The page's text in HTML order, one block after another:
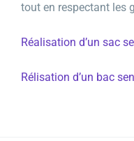
tout en respectant les
Réalisation d’un sac
Rélisation d’un bac